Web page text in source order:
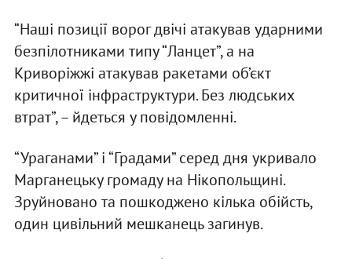
“Наші позиції ворог двічі атакував ударними
безпілотниками типу “Ланцет”, а на
Криворіжжі атакував ракетами об’єкт
критичної інфраструктури. Без людських
втрат”, – йдеться у повідомленні.
“Ураганами” і “Градами” серед дня укривало
Марганецьку громаду на Нікопольщині.
Зруйновано та пошкоджено кілька обійсть,
один цивільний мешканець загинув.